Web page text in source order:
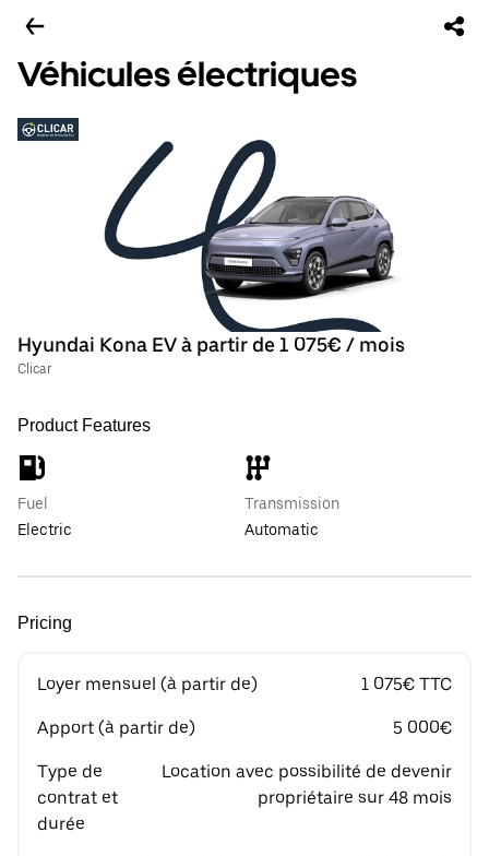
Véhicules électriques
Hyundai Kona EV à partir de 1 075€ / mois
Clicar
Product Features
Fuel
Electric
Transmission
Automatic
Pricing
Loyer mensuel (à partir de) 1 075€ TTC
Apport (à partir de) 5 000€
Type de
contrat et
durée
Location avec possibilité de devenir
propriétaire sur 48 mois